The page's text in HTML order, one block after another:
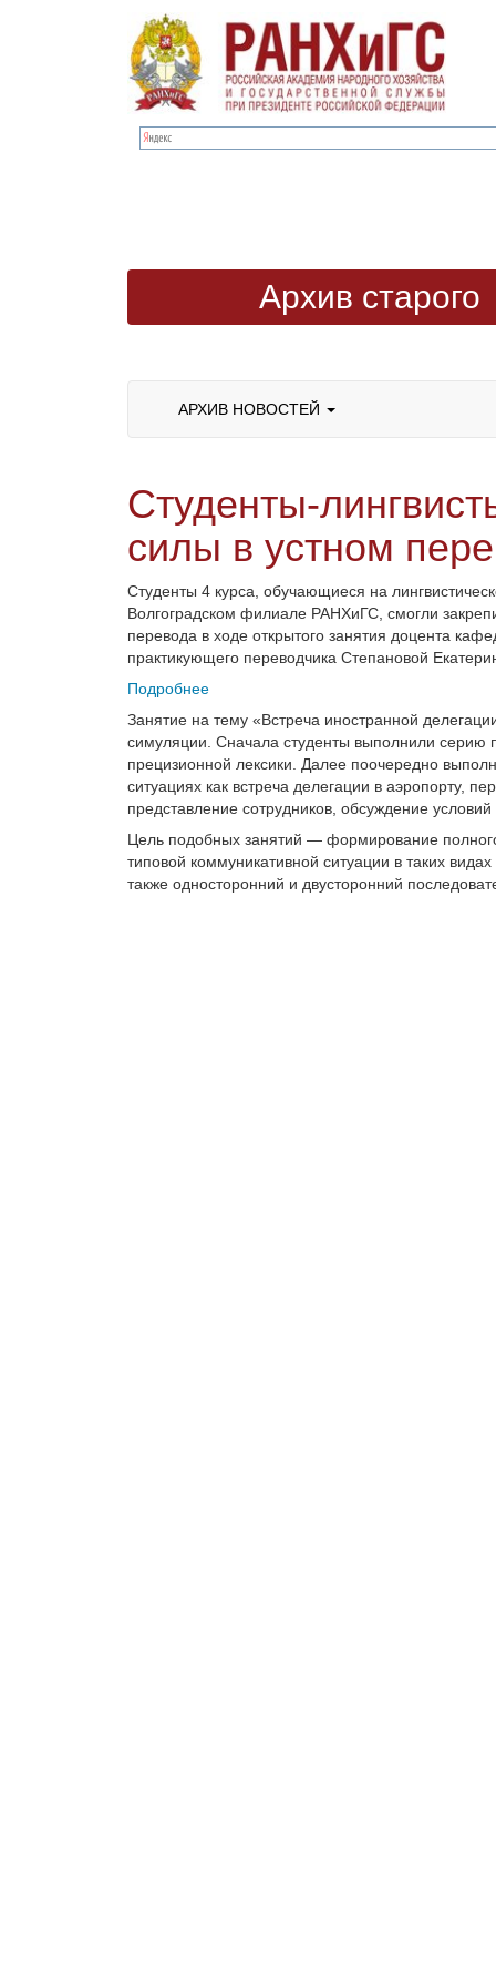
Архив старого
АРХИВ НОВОСТЕЙ
Студенты-
силы в устном
Студенты 4 курса, обучающиеся на
Волгоградском филиале РАНХиГС, смогли
перевода в ходе открытого занятия доцента
практикующего переводчика Степановой
Подробнее
Занятие на тему «Встреча иностранной
симуляции. Сначала студенты выполнили серию
прецизионной лексики. Далее поочередно
ситуациях как встреча делегации в аэропорту,
представление сотрудников, обсуждение
Цель подобных занятий — формирование
типовой коммуникативной ситуации в таких
также односторонний и двусторонний